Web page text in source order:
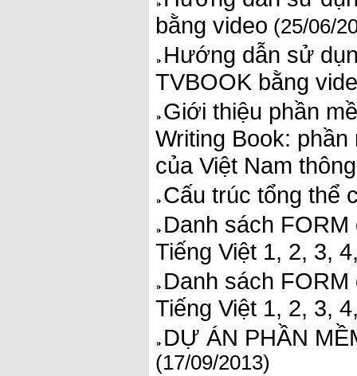
bằng video (25/06/
Hướng dẫn sử
TVBOOK bằng
Giới thiệu phần
Writing Book:
của Việt Nam
Cấu trúc tổng thể
Danh sách
Tiếng Việt 1, 2, 3,
Danh sách
Tiếng Việt 1, 2, 3,
DỰ ÁN PHẦN
(17/09/2013)